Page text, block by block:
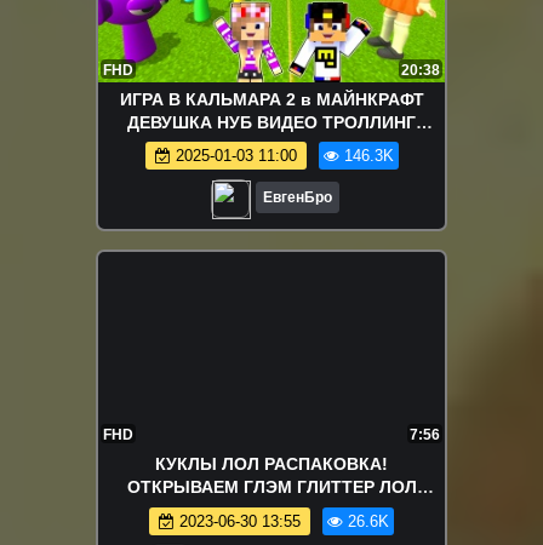
FHD 20:38
ИГРА В КАЛЬМАРА 2 в МАЙНКРАФТ
ДЕВУШКА НУБ ВИДЕО ТРОЛЛИНГ
MINECRAFT SPRUNK
2025-01-03 11:00 146.3K
ЕвгенБро
FHD 7:56
КУКЛЫ ЛОЛ РАСПАКОВКА!
ОТКРЫВАЕМ ГЛЭМ ГЛИТТЕР ЛОЛ
СЮРПРИЗ Мультики для детей
БЛЕСТЯЩИЕ LOL Surprise!
2023-06-30 13:55 26.6K